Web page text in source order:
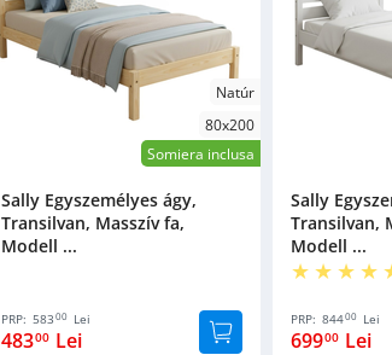
Natúr
80x200
Somiera inclusa
Sally Egyszemélyes ágy,
Transilvan, Masszív fa,
Modell ...
PRP: 58300 Lei
48300 Lei
Sally
Transilvan,
Modell ...
PRP: 84400 Lei
69900 Lei